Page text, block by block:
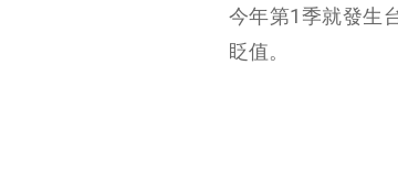
今年第1季就發生
眨值。